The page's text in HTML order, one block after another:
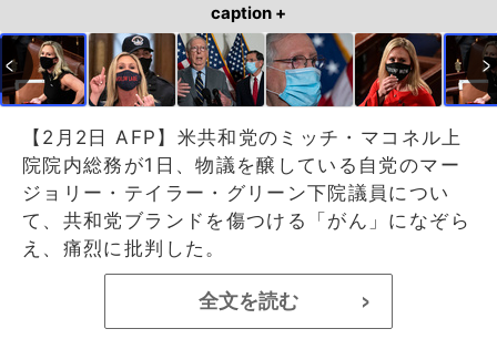
caption +
【2月2日 AFP】米共和党のミッチ・マコネル上
院院内総務が1日、物議を醸している自党のマー
ジョリー・テイラー・グリーン下院議員につい
て、共和党ブランドを傷つける「がん」になぞら
え、痛烈に批判した。
全文を読む >